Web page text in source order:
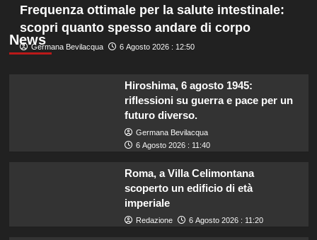
News
Frequenza ottimale per la salute intestinale:
scopri quanto spesso andare di corpo
Germana Bevilacqua 6 Agosto 2026 : 12:50
Hiroshima, 6 agosto 1945:
riflessioni su guerra e pace per un
futuro diverso.
Germana Bevilacqua
6 Agosto 2026 : 11:40
Roma, a Villa Celimontana
scoperto un edificio di età
imperiale
Redazione 6 Agosto 2026 : 11:20